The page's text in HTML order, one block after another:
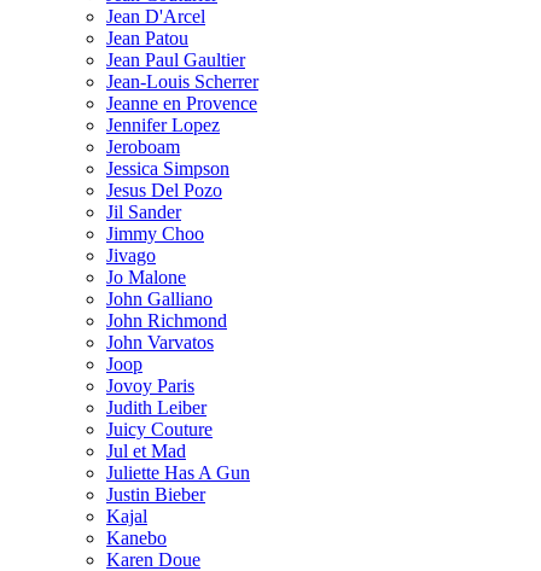
Jean D'Arcel
Jean Patou
Jean Paul Gaultier
Jean-Louis Scherrer
Jeanne en Provence
Jennifer Lopez
Jeroboam
Jessica Simpson
Jesus Del Pozo
Jil Sander
Jimmy Choo
Jivago
Jo Malone
John Galliano
John Richmond
John Varvatos
Joop
Jovoy Paris
Judith Leiber
Juicy Couture
Jul et Mad
Juliette Has A Gun
Justin Bieber
Kajal
Kanebo
Karen Doue